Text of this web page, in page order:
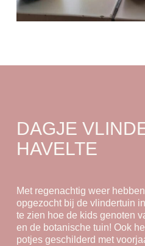
DAGJE
HAVELTE
Met regenachtig weer
opgezocht bij de vlindertuin
te zien hoe de kids genoten
en de botanische tuin! Ook
potjes geschilderd met